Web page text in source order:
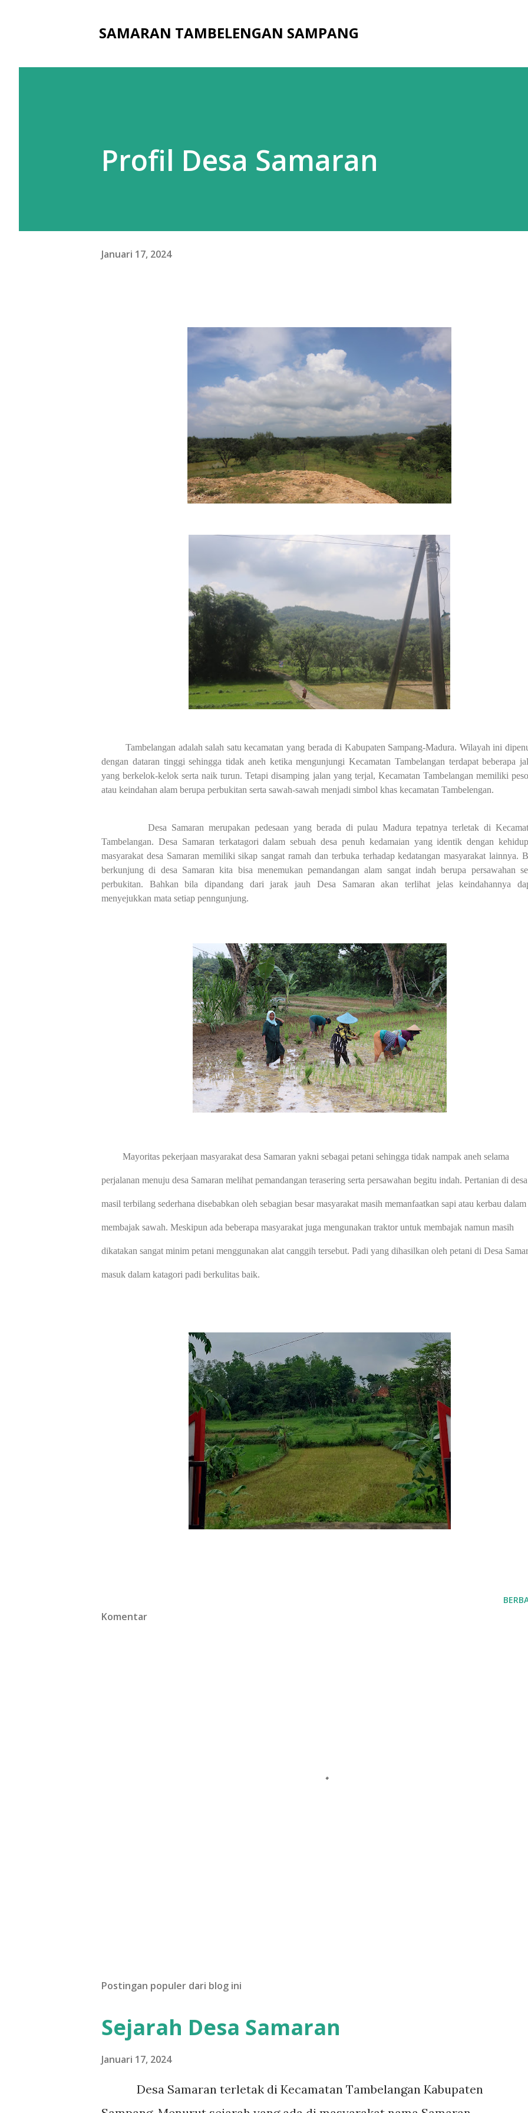
SAMARAN TAMBELENGAN SAMPANG
Profil Desa Samaran
Januari 17, 2024
Tambelangan adalah salah satu kecamatan yang berada di Kabupaten Sampang-Madura. Wilayah ini
dengan dataran tinggi sehingga tidak aneh ketika mengunjungi Kecamatan Tambelangan terdapat beberapa
yang berkelok-kelok serta naik turun. Tetapi disamping jalan yang terjal, Kecamatan Tambelangan memiliki
atau keindahan alam berupa perbukitan serta sawah-sawah menjadi simbol khas kecamatan Tambelengan.
Desa Samaran merupakan pedesaan yang berada di pulau Madura tepatnya terletak di
Tambelangan. Desa Samaran terkatagori dalam sebuah desa penuh kedamaian yang identik dengan
masyarakat desa Samaran memiliki sikap sangat ramah dan terbuka terhadap kedatangan masyarakat lainnya.
berkunjung di desa Samaran kita bisa menemukan pemandangan alam sangat indah berupa persawahan
perbukitan. Bahkan bila dipandang dari jarak jauh Desa Samaran akan terlihat jelas keindahannya
menyejukkan mata setiap penngunjung.
Mayoritas pekerjaan masyarakat desa Samaran yakni sebagai petani sehingga tidak nampak aneh selama
perjalanan menuju desa Samaran melihat pemandangan terasering serta persawahan begitu indah. Pertanian di desa
masil terbilang sederhana disebabkan oleh sebagian besar masyarakat masih memanfaatkan sapi atau kerbau dalam
membajak sawah. Meskipun ada beberapa masyarakat juga mengunakan traktor untuk membajak namun masih
dikatakan sangat minim petani menggunakan alat canggih tersebut. Padi yang dihasilkan oleh petani di Desa
masuk dalam katagori padi berkulitas baik.
Komentar
Postingan populer dari blog ini
Sejarah Desa Samaran
Januari 17, 2024
Desa Samaran terletak di Kecamatan Tambelangan Kabupaten